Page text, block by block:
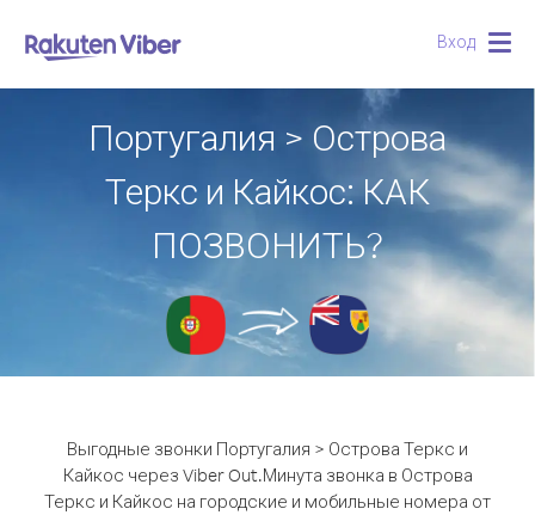
Вход
Португалия > Острова
Теркс и Кайкос: КАК
ПОЗВОНИТЬ?
Выгодные звонки Португалия > Острова Теркс и
Кайкос через Viber Out.Минута звонка в Острова
Теркс и Кайкос на городские и мобильные номера от